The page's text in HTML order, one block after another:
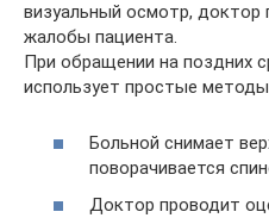
визуальный осмотр, доктор
жалобы пациента.
При обращении на поздних
использует простые
Больной снимает
поворачивается
Доктор проводит